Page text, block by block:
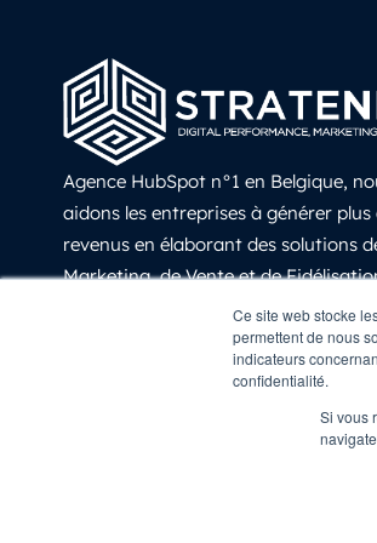
Ce site web stocke
permettent de nous
indicateurs
confidentialité.
Si vous
Agence HubSpot n°1 en Belgique,
aidons les entreprises à générer plus
revenus en élaborant des solutions
Marketing, de Vente et de
prédictives, évolutives et mesurable